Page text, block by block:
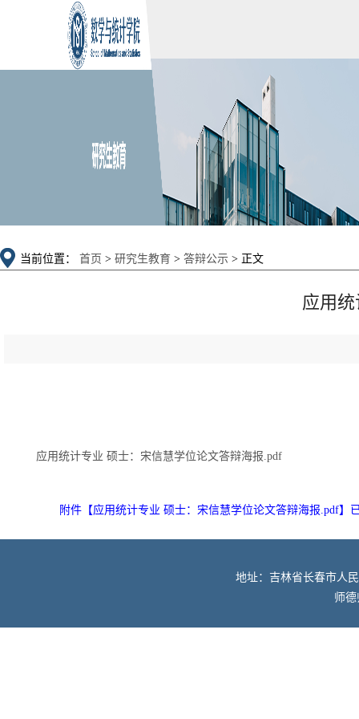
当前位置： 首页 > 研究生教育 > 答辩公示 > 正文
应用
应用统计专业 硕士：宋信慧学位论文答辩海报.pdf
附件【应用统计专业 硕士：宋信慧学位论文答辩海报.pdf】
地址：吉林省长春市人
师德